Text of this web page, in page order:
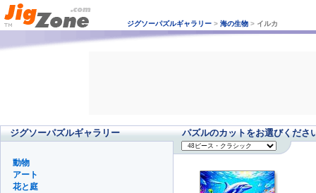
ジグソーパズルギャラリー >海の生物 > イルカ
ジグソーパズルギャラリー パズルのカットをお選びくださ
動物
アート
花と庭